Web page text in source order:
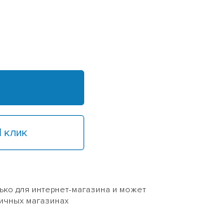
клик
для интернет-магазина и может
магазинах